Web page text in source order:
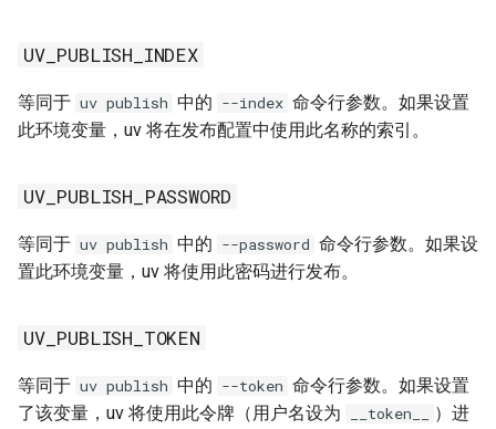
UV_PUBLISH_INDEX
等同于 uv publish 中的 --index 命令行参数。如果设置
此环境变量，uv 将在发布配置中使用此名称的索引。
UV_PUBLISH_PASSWORD
等同于 uv publish 中的 --password 命令行参数。如果设
置此环境变量，uv 将使用此密码进行发布。
UV_PUBLISH_TOKEN
等同于 uv publish 中的 --token 命令行参数。如果设置
了该变量，uv 将使用此令牌（用户名设为
__token__
）进